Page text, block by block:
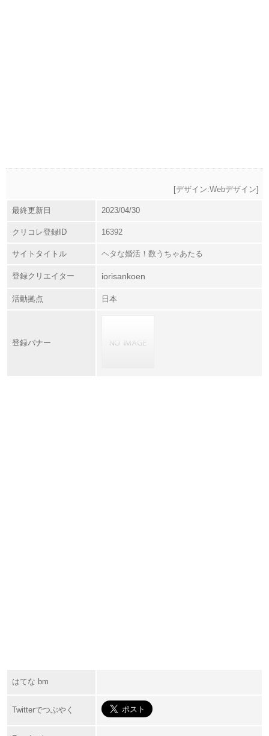
[デザイン:Webデザイン]
最終更新日 2023/04/30
クリコレ登録ID 16392
サイトタイトル ヘタな婚活！数うちゃあたる
登録クリエイター iorisankoen
活動拠点 日本
登録バナー
はてな bm
Twitterでつぶやく